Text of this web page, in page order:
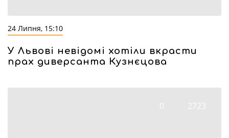
24 Липня, 15:10
У Львові невідомі хотіли вкрасти
прах диверсанта Кузнєцова
0 2723